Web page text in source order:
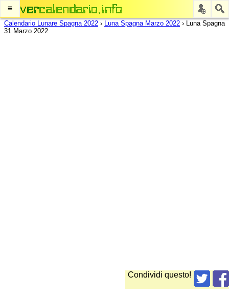
≡
Calendario Lunare Spagna 2022 › Luna Spagna Marzo 2022 › Luna Spagna
31 Marzo 2022
Condividi questo!